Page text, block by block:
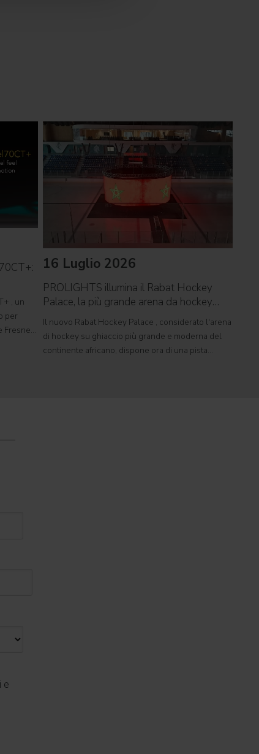
, un
per
Fresnel
16 Luglio 2026
PROLIGHTS illumina il Rabat Hockey
Palace, la più grande arena da hockey
d'Africa
Il nuovo Rabat Hockey Palace , considerato l'arena
di hockey su ghiaccio più grande e moderna del
continente africano, dispone ora di una pista
e